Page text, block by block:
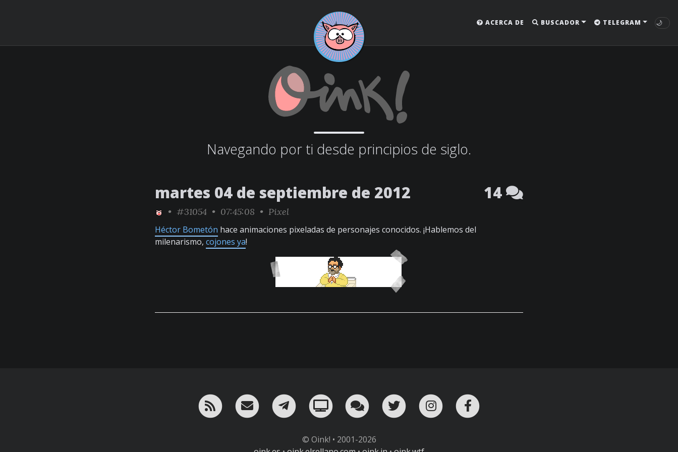
ACERCA DE BUSCADOR TELEGRAM 🌙
Navegando por ti desde principios de siglo.
martes 04 de septiembre de 2012 14
• #31054 • 07:45:08 • Pixel
Héctor Bometón hace animaciones pixeladas de personajes conocidos. ¡Hablemos del
milenarismo, cojones ya!
RSS ¡Mándame un email!
¡Nuestro canal en Telegram!
Oink! TV Charla con nosotros en Telegram
Twitter Instagram
© Oink! • 2001-2026